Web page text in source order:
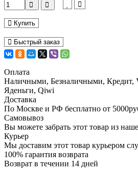
Купить
Быстрый заказ
Оплата
Наличными, Безналичными, Кредит,
Яденьги, Qiwi
Доставка
По Москве и РФ бесплатно от
Самовывоз
Вы можете забрать этот товар из
Курьер
Мы доставим этот товар курьером
100% гарантия возврата
Возврат в течении 14 дней